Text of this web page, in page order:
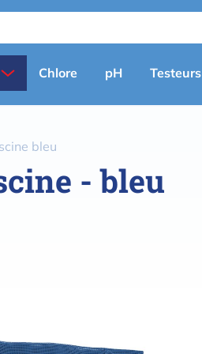
Primary
menu
Chlore pH Testeurs
bleu
- bleu